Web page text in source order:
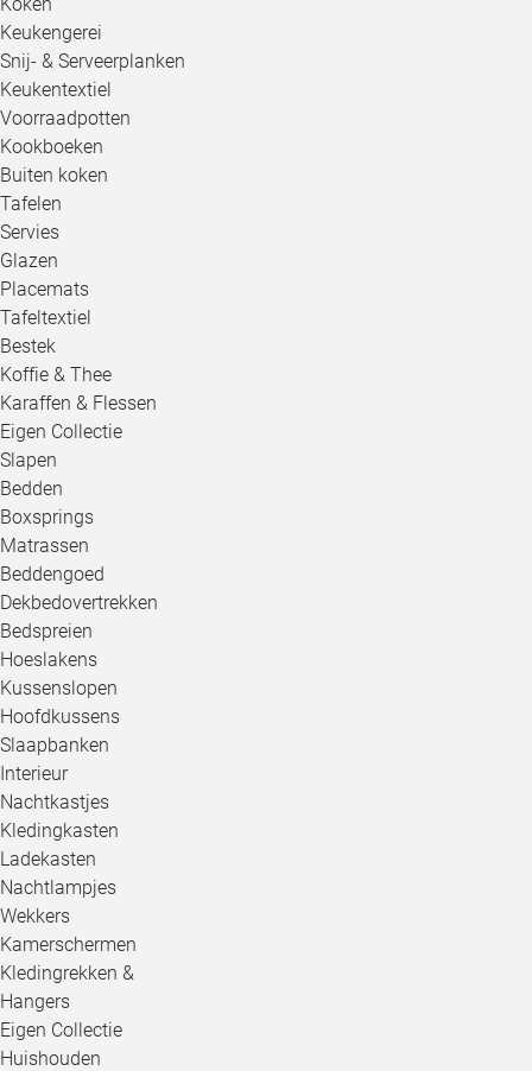
Keukengerei
Snij- & Serveerplanken
Keukentextiel
Voorraadpotten
Kookboeken
Buiten koken
Tafelen
Servies
Glazen
Placemats
Tafeltextiel
Bestek
Koffie & Thee
Karaffen & Flessen
Eigen Collectie
Slapen
Bedden
Boxsprings
Matrassen
Beddengoed
Dekbedovertrekken
Bedspreien
Hoeslakens
Kussenslopen
Hoofdkussens
Slaapbanken
Interieur
Nachtkastjes
Kledingkasten
Ladekasten
Nachtlampjes
Wekkers
Kamerschermen
Kledingrekken &
Hangers
Eigen Collectie
Huishouden